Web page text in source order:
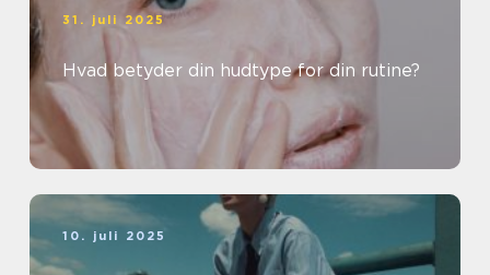
31. juli 2025
Hvad betyder din hudtype for din rutine?
10. juli 2025